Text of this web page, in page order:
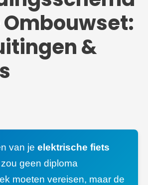
Ombouwset:
&
van je elektrische fiets
zou geen diploma
moeten vereisen, maar de